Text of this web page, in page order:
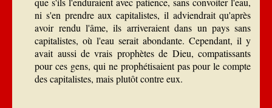
ni s'en prendre aux capitalistes, il adviendrait qu'après
avoir rendu l'âme, ils arriveraient dans un pays sans
capitalistes, où l'eau serait abondante. Cependant, il y
avait aussi de vrais prophètes de Dieu, compatissants
pour ces gens, qui ne prophétisaient pas pour le compte
des capitalistes, mais plutôt contre eux.